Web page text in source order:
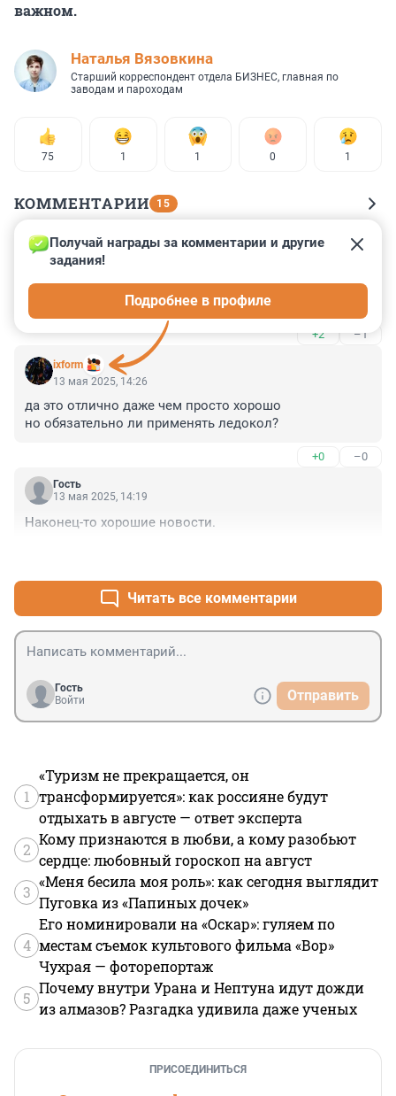
важном.
Наталья Вязовкина
Старший корреспондент отдела БИЗНЕС, главная по
заводам и пароходам
75 1 1 0 1
КОММЕНТАРИИ 15
Гость
13 мая 2025, 16:06
Жду, когда выложат видео со спасением из льдов
+2 –1
ixform
Получай награды за комментарии и другие
задания!
Подробнее в профиле
13 мая 2025, 14:26
да это отлично даже чем просто хорошо
но обязательно ли применять ледокол?
+0 –0
Гость
13 мая 2025, 14:19
Наконец-то хорошие новости.
Читать все комментарии
Гость
Войти
Отправить
1
«Туризм не прекращается, он
трансформируется»: как россияне будут
отдыхать в августе — ответ эксперта
2
Кому признаются в любви, а кому разобьют
сердце: любовный гороскоп на август
3
«Меня бесила моя роль»: как сегодня выглядит
Пуговка из «Папиных дочек»
4
Его номинировали на «Оскар»: гуляем по
местам съемок культового фильма «Вор»
Чухрая — фоторепортаж
5
Почему внутри Урана и Нептуна идут дожди
из алмазов? Разгадка удивила даже ученых
ПРИСОЕДИНИТЬСЯ